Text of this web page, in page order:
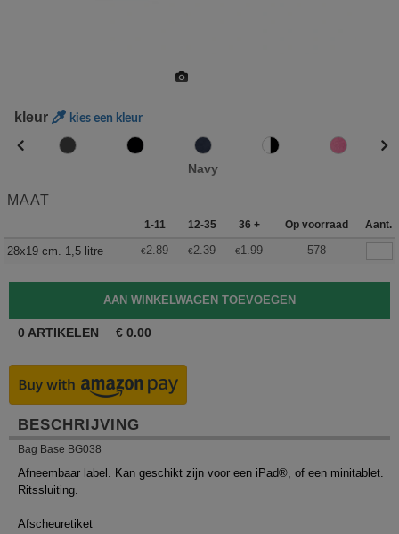
kleur kies een kleur
Navy
MAAT
1-11 12-35 36 + Op voorraad Aant.
28x19 cm. 1,5 litre €2.89 €2.39 €1.99 578
0 ARTIKELEN € 0.00
BESCHRIJVING
Bag Base BG038
Afneembaar label. Kan geschikt zijn voor een iPad®, of een minitablet.
Ritssluiting.
Afscheuretiket